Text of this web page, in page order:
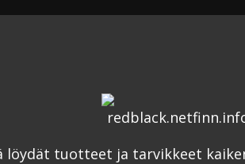
löydät tuotteet ja tarvikkeet